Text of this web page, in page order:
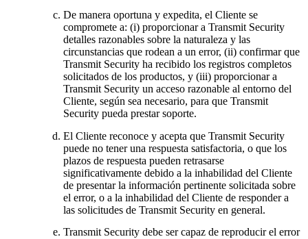
De manera oportuna y expedita, el Cliente se
compromete a: (i) proporcionar a Transmit Security
detalles razonables sobre la naturaleza y las
circunstancias que rodean a un error, (ii) confirmar que
Transmit Security ha recibido los registros completos
solicitados de los productos, y (iii) proporcionar a
Transmit Security un acceso razonable al entorno del
Cliente, según sea necesario, para que Transmit
Security pueda prestar soporte.
El Cliente reconoce y acepta que Transmit Security
puede no tener una respuesta satisfactoria, o que los
plazos de respuesta pueden retrasarse
significativamente debido a la inhabilidad del Cliente
de presentar la información pertinente solicitada sobre
el error, o a la inhabilidad del Cliente de responder a
las solicitudes de Transmit Security en general.
Transmit Security debe ser capaz de reproducir el error